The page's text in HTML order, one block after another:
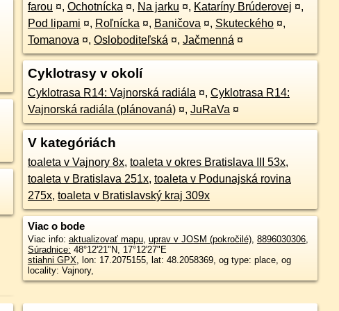
farou ¤, Ochotnícka ¤, Na jarku ¤, Kataríny Brúderovej ¤,
Pod lipami ¤, Roľnícka ¤, Baničova ¤, Skuteckého ¤,
Tomanova ¤, Osloboditeľská ¤, Jačmenná ¤
Cyklotrasy v okolí
Cyklotrasa R14: Vajnorská radiála ¤, Cyklotrasa R14:
Vajnorská radiála (plánovaná) ¤, JuRaVa ¤
V kategóriách
toaleta v Vajnory 8x, toaleta v okres Bratislava III 53x,
toaleta v Bratislava 251x, toaleta v Podunajská rovina
275x, toaleta v Bratislavský kraj 309x
Viac o bode
Viac info: aktualizovať mapu, uprav v JOSM (pokročilé), 8896030306,
Súradnice: 48°12'21"N, 17°12'27"E
stiahni GPX, lon: 17.2075155, lat: 48.2058369, og type: place, og
locality: Vajnory,